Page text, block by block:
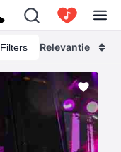
Filters Relevantie